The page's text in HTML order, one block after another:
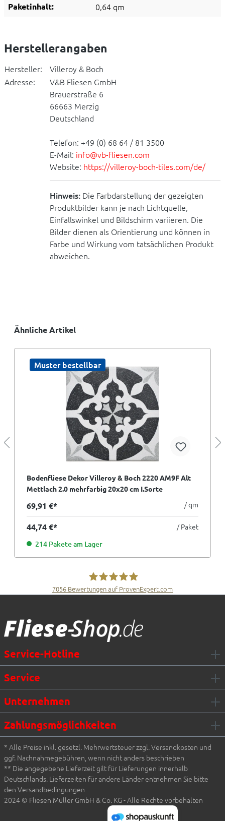
Paketinhalt: 0,64 qm
Herstellerangaben
Hersteller:
Villeroy & Boch
Adresse:
V&B Fliesen GmbH
Brauerstraße 6
66663 Merzig
Deutschland
Telefon: +49 (0) 68 64 / 81 3500
E-Mail: info@vb-fliesen.com
Website: https://villeroy-boch-tiles.com/de/
Hinweis: Die Farbdarstellung der gezeigten
Produktbilder kann je nach Lichtquelle,
Einfallswinkel und Bildschirm variieren. Die
Bilder dienen als Orientierung und können in
Farbe und Wirkung vom tatsächlichen Produkt
abweichen.
Ähnliche Artikel
Muster bestellbar
Bodenfliese Dekor Villeroy & Boch 2220 AM9F Alt
Mettlach 2.0 mehrfarbig 20x20 cm I.Sorte
69,91 €* / qm
44,74 €* / Paket
214 Pakete am Lager
7056 Bewertungen auf ProvenExpert.com
Service-Hotline
Service
Unternehmen
Zahlungsmöglichkeiten
* Alle Preise inkl. gesetzl. Mehrwertsteuer zzgl. Versandkosten und
ggf. Nachnahmegebühren, wenn nicht anders beschrieben
** Die angegebene Lieferzeit gilt für Lieferungen innerhalb
Deutschlands. Lieferzeiten für andere Länder entnehmen Sie bitte
den Versandbedingungen
2024 © Fliesen Müller GmbH & Co. KG - Alle Rechte vorbehalten